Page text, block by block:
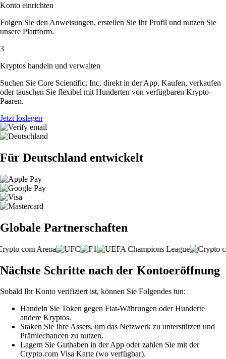
Konto einrichten
Folgen Sie den Anweisungen, erstellen Sie Ihr Profil und nutzen Sie
unsere Plattform.
3
Kryptos handeln und verwalten
Suchen Sie Core Scientific, Inc. direkt in der App. Kaufen, verkaufen
oder tauschen Sie flexibel mit Hunderten von verfügbaren Krypto-
Paaren.
Jetzt loslegen
Für Deutschland entwickelt
Globale Partnerschaften
Nächste Schritte nach der Kontoeröffnung
Sobald Ihr Konto verifiziert ist, können Sie Folgendes tun:
Handeln Sie Token gegen Fiat-Währungen oder Hunderte
andere Kryptos.
Staken Sie Ihre Assets, um das Netzwerk zu unterstützen und
Prämiechancen zu nutzen.
Lagern Sie Guthaben in der App oder zahlen Sie mit der
Crypto.com Visa Karte (wo verfügbar).